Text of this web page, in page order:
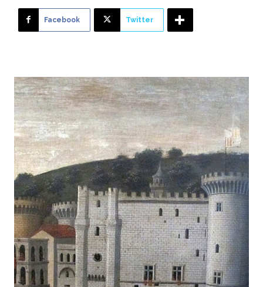
Facebook Twitter